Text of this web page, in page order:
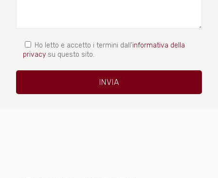
Ho letto e accetto i termini dall'informativa della
privacy su questo sito.